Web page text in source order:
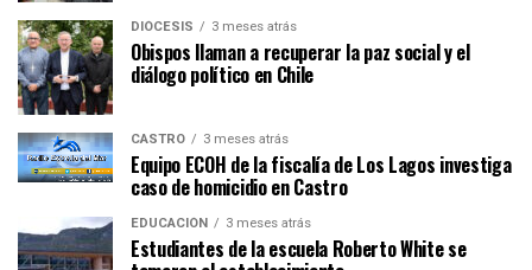
DIÓCESIS 3 meses atrás
Obispos llaman a recuperar la paz social y el
diálogo político en Chile
CASTRO 3 meses atrás
Equipo ECOH de la fiscalía de Los Lagos investiga
caso de homicidio en Castro
EDUCACIÓN 3 meses atrás
Estudiantes de la escuela Roberto White se